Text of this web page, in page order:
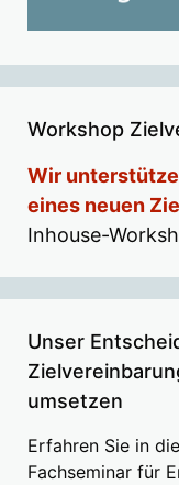
Workshop
Wir
eines neuen
Inhouse-
Unser
umsetzen
Erfahren Sie in
Fachseminar für